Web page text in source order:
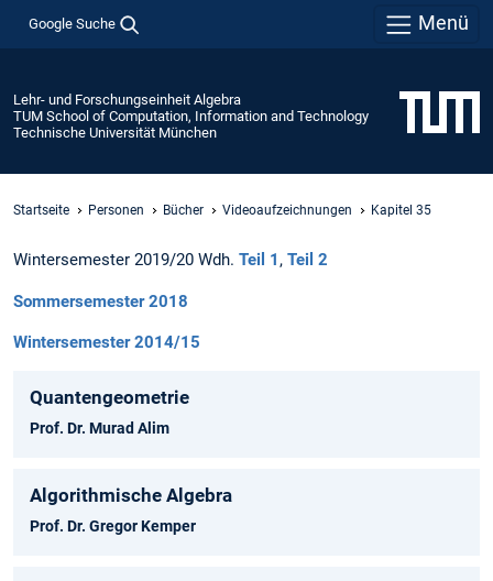
Google Suche Menü
Lehr- und Forschungseinheit Algebra
TUM School of Computation, Information and Technology
Technische Universität München
Startseite Personen Bücher Videoaufzeichnungen Kapitel 35
Wintersemester 2019/20 Wdh. Teil 1 , Teil 2
Sommersemester 2018
Wintersemester 2014/15
Quantengeometrie
Prof. Dr. Murad Alim
Algorithmische Algebra
Prof. Dr. Gregor Kemper